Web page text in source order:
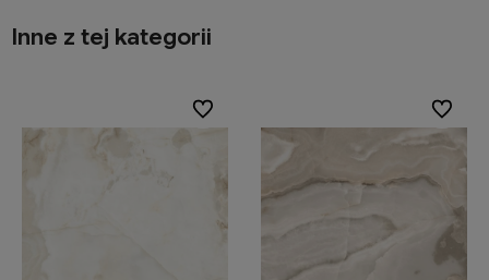
Inne z tej kategorii
Do ulubionych
Do ulubionych Do
Do